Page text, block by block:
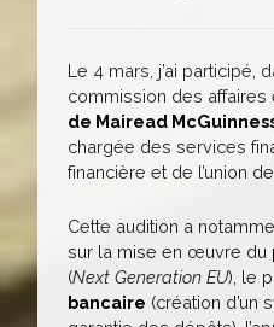
Le 4 mars, j’ai participé,
commission des affaires
de Mairead
chargée des services
financière et de l’union
Cette audition a
sur la mise en œuvre du
(Next Generation EU), le
bancaire (création d’un